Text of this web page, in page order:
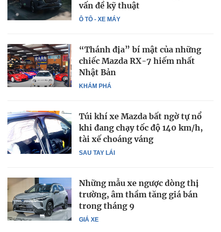
Ô TÔ - XE MÁY
vấn đề kỹ thuật
KHÁM PHÁ
“Thánh địa” bí mật của những
chiếc Mazda RX-7 hiếm nhất
Nhật Bản
SAU TAY LÁI
Túi khí xe Mazda bất ngờ tự nổ
khi đang chạy tốc độ 140 km/h,
tài xế choáng váng
GIÁ XE
Những mẫu xe ngược dòng thị
trường, âm thầm tăng giá bán
trong tháng 9